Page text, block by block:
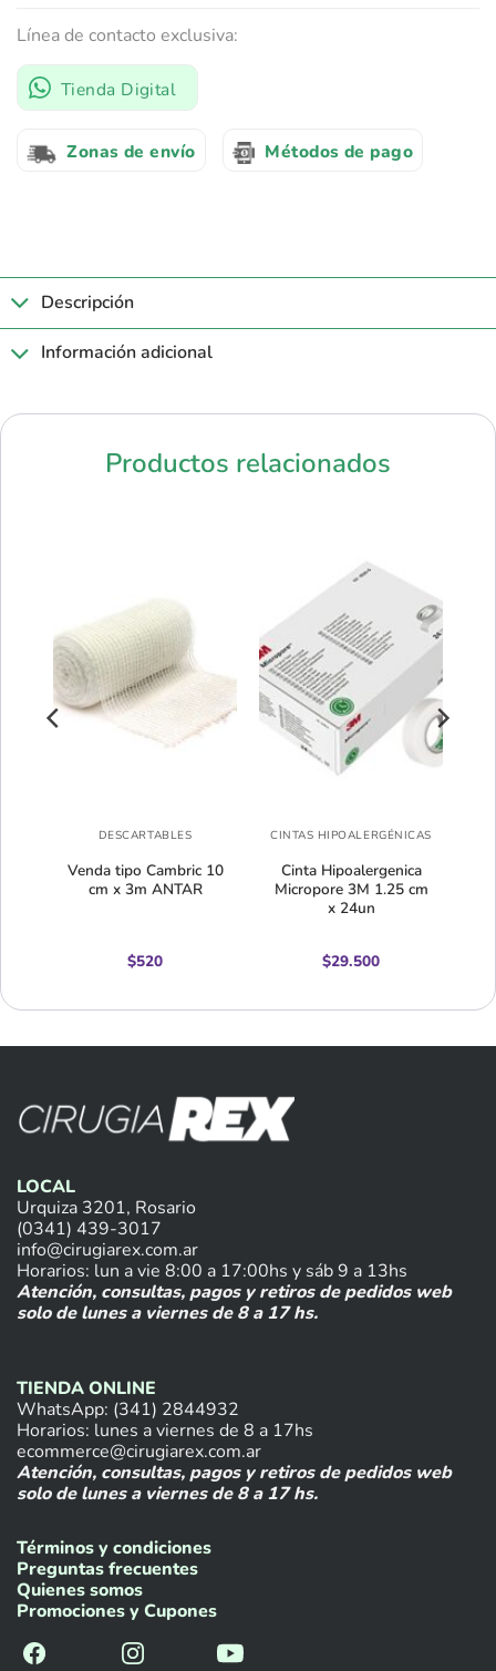
Línea de contacto exclusiva:
Tienda Digital
Zonas de envío Métodos de pago
Descripción
Información adicional
Productos relacionados
DESCARTABLES
Venda tipo Cambric 10
cm x 3m ANTAR
$520
CINTAS HIPOALERGÉNICAS
Cinta Hipoalergenica
Micropore 3M 1.25 cm
x 24un
$29.500
LOCAL
Urquiza 3201, Rosario
(0341) 439-3017
info@cirugiarex.com.ar
Horarios: lun a vie 8:00 a 17:00hs y sáb 9 a 13hs
Atención, consultas, pagos y retiros de pedidos web
solo de lunes a viernes de 8 a 17 hs.
TIENDA ONLINE
WhatsApp: (341) 2844932
Horarios: lunes a viernes de 8 a 17hs
ecommerce@cirugiarex.com.ar
Atención, consultas, pagos y retiros de pedidos web
solo de lunes a viernes de 8 a 17 hs.
Términos y condiciones
Preguntas frecuentes
Quienes somos
Promociones y Cupones